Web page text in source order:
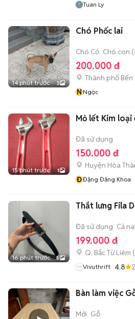
Tuan Ly
14 phút trước 3
Chó Phốc lai
Chó Cỏ Chó con
200.000 đ
Thành phố Bến
NNgọc
15 phút trước 1
Mỏ lết Kim loại
Đã sử dụng
150.000 đ
Huyện Hòa
ĐĐặng Đăng Khoa
16 phút trước 5
Thắt lưng Fila
Đã sử dụng Cả
199.000 đ
Q. Bắc Từ Liêm (
Vivuthrift 4.8
Bàn làm việc
Mới Gỗ